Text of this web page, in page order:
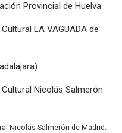
Provincial de Huelva.
LA VAGUADA de
Nicolás Salmerón
Nicolás Salmerón de Madrid.